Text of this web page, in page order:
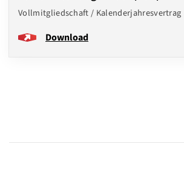
Vollmitgliedschaft / Kalenderjahresvertrag
Download